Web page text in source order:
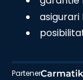
asigurari
Partener